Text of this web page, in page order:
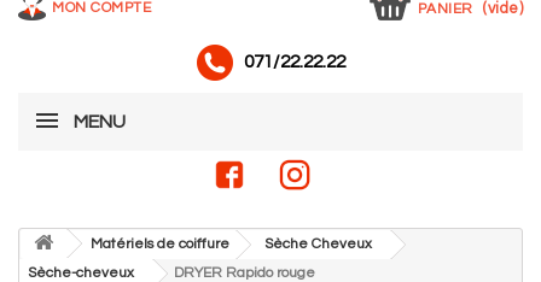
MON COMPTE PANIER (vide)
071/22.22.22
MENU
Matériels de coiffure
Sèche Cheveux
Sèche-cheveux
DRYER Rapido rouge